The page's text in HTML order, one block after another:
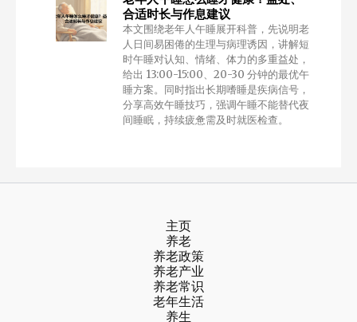
合适时长与作息建议
本文围绕老年人午睡展开科普，先说明老
人日间易困倦的生理与病理诱因，讲解短
时午睡对认知、情绪、体力的多重益处，
给出 13:00-15:00、20-30 分钟的最优午
睡方案。同时指出长期嗜睡是疾病信号，
分享高效午睡技巧，强调午睡不能替代夜
间睡眠，持续疲惫需及时就医检查。
主页
养老
养老政策
养老产业
养老常识
老年生活
养生